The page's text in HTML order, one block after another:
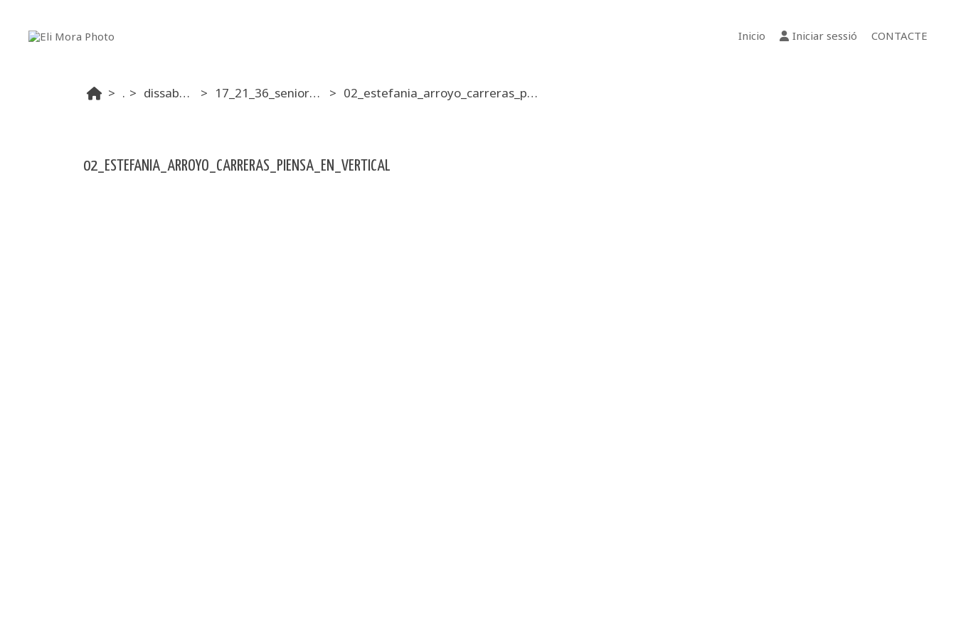
Inicio Iniciar sessió CONTACTE
... dissabte matí 17_21_36_senior_women_elite 02_estefania_arroyo_carreras_piensa_en_vertical
02_ESTEFANIA_ARROYO_CARRERAS_PIENSA_EN_VERTICAL